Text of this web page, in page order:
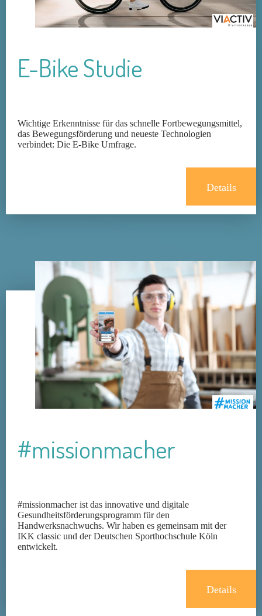
E-Bike Studie
Wichtige Erkenntnisse für das schnelle Fortbewegungsmittel,
das Bewegungsförderung und neueste Technologien
verbindet: Die E-Bike Umfrage.
Details
#missionmacher
#missionmacher ist das innovative und digitale
Gesundheitsförderungsprogramm für den
Handwerksnachwuchs. Wir haben es gemeinsam mit der
IKK classic und der Deutschen Sporthochschule Köln
entwickelt.
Details